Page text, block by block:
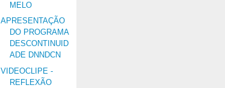
MELO
APRESENTAÇÃO
DO PROGRAMA
DESCONTINUID
ADE DNNDCN
VIDEOCLIPE -
REFLEXÃO